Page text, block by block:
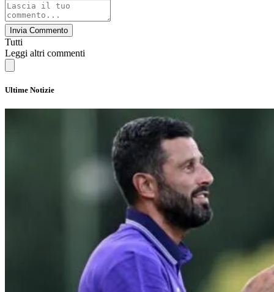
Invia Commento
Tutti
Leggi altri commenti
Ultime Notizie